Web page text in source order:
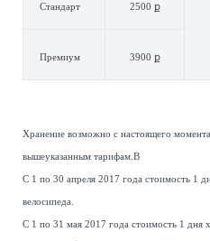
Стандарт 2500 ք
Премиум 3900 ք
Хранение возможно с настоящего
вышеуказанным тарифам.В
С 1 по 30 апреля 2017 года стоимость 1
велосипеда.
С 1 по 31 мая 2017 года стоимость 1 дня